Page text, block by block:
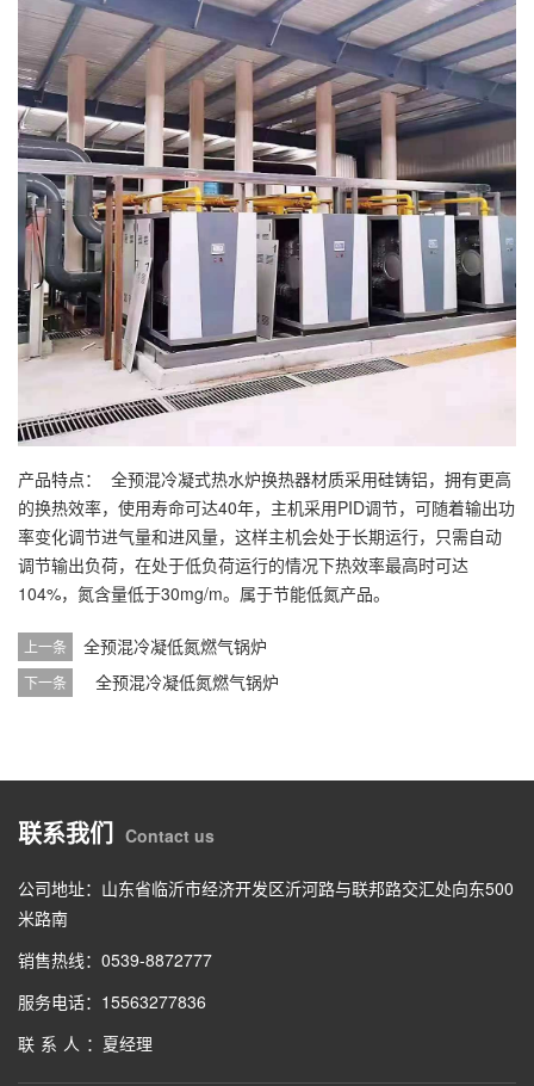
产品特点： 全预混冷凝式热水炉换热器材质采用硅铸铝，拥有更高
的换热效率，使用寿命可达40年，主机采用PID调节，可随着输出功
率变化调节进气量和进风量，这样主机会处于长期运行，只需自动
调节输出负荷，在处于低负荷运行的情况下热效率最高时可达
104%，氮含量低于30mg/m。属于节能低氮产品。
上一条 全预混冷凝低氮燃气锅炉
下一条 全预混冷凝低氮燃气锅炉
联系我们 Contact us
公司地址：山东省临沂市经济开发区沂河路与联邦路交汇处向东500
米路南
销售热线：0539-8872777
服务电话：15563277836
联系人 ：夏经理